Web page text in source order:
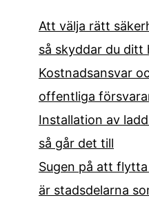
Att välja rätt
så skyddar du ditt
Kostnadsansvar
offentliga
Installation av
så går det till
Sugen på att
är stadsdelarna